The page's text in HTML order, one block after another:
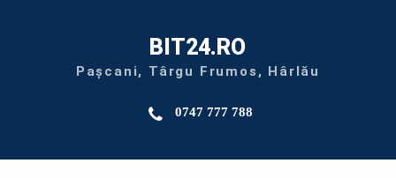
BIT24.RO
Pașcani, Târgu Frumos, Hârlău
0747 777 788